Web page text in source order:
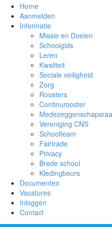
Home
Aanmelden
Informatie
Missie en Doelen
Schoolgids
Leren
Kwaliteit
Sociale veiligheid
Zorg
Roosters
Continurooster
Vereniging CNS
Schoolteam
Fairtrade
Privacy
Brede school
Kledingbeurs
Documenten
Vacatures
Inloggen
Contact